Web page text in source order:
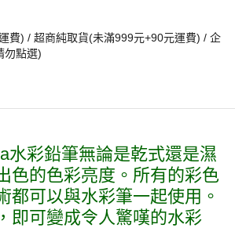
費) / 超商純取貨(未滿999元+90元運費) / 企
勿點選)
水彩鉛筆無論是乾式還是濕
色的色彩亮度。所有的彩色
都可以與水彩筆一起使用。
即可變成令人驚嘆的水彩